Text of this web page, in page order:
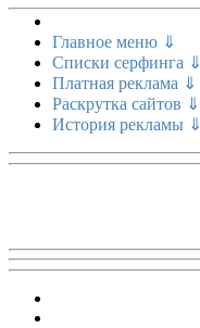
Главное меню ⇓
Списки серфинга ⇓
Платная реклама ⇓
Раскрутка сайтов ⇓
История рекламы ⇓